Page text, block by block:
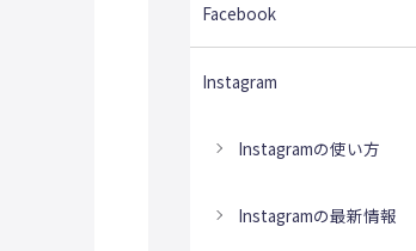
Facebook
Instagram
Instagramの使い方
Instagramの最新情報